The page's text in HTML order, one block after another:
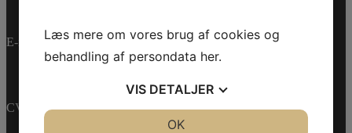
E-mail:info@jettrade.dk
CVR-nummer: 27233678
Læs mere om vores brug af cookies og
behandling af persondata her.
VIS DETALJER
OK